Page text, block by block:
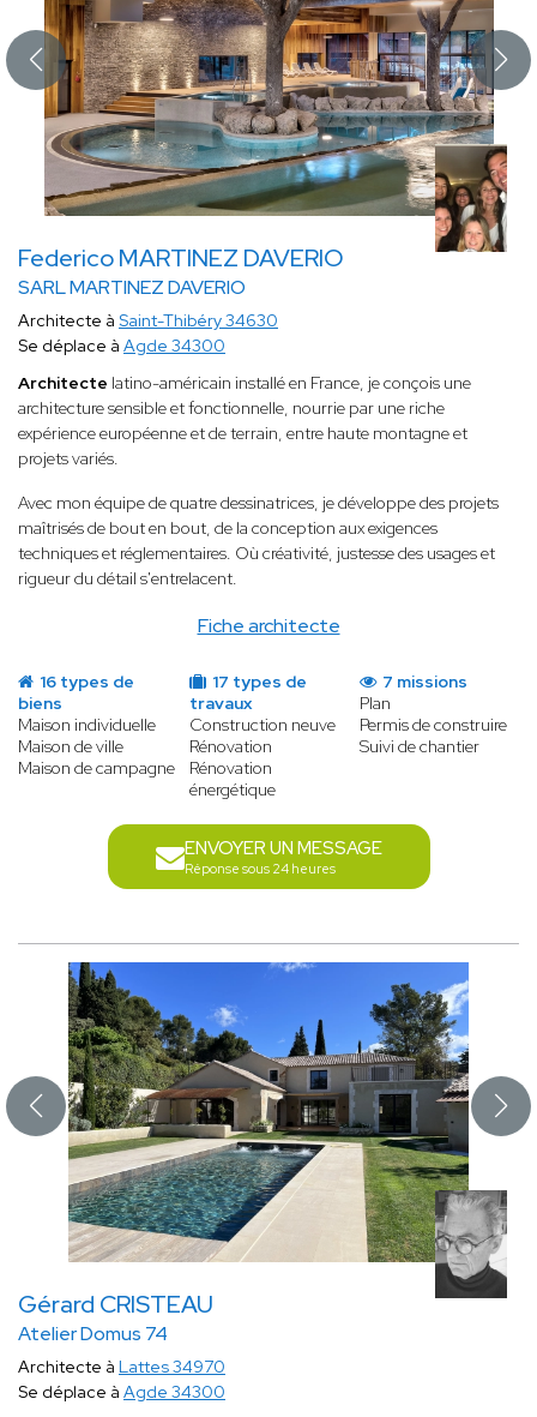
Federico MARTINEZ DAVERIO
SARL MARTINEZ DAVERIO
Fiche architecte
Architecte à Saint-Thibéry 34630
Se déplace à Agde 34300
Architecte latino-américain installé en France, je conçois une
architecture sensible et fonctionnelle, nourrie par une riche
expérience européenne et de terrain, entre haute montagne et
projets variés.
Avec mon équipe de quatre dessinatrices, je développe des projets
maîtrisés de bout en bout, de la conception aux exigences
techniques et réglementaires. Où créativité, justesse des usages et
rigueur du détail s'entrelacent.
16 types de
biens
Maison individuelle
Maison de ville
Maison de campagne
17 types de
travaux
Construction neuve
Rénovation
Rénovation
énergétique
7 missions
Plan
Permis de construire
Suivi de chantier
ENVOYER UN MESSAGE
Réponse sous 24 heures
Gérard CRISTEAU
Atelier Domus 74
Architecte à Lattes 34970
Se déplace à Agde 34300